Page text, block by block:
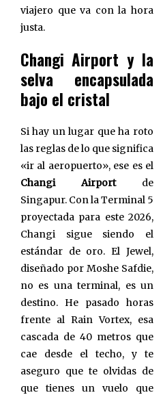
viajero que va con la hora
justa.
Changi Airport y la
selva encapsulada
bajo el cristal
Si hay un lugar que ha roto
las reglas de lo que significa
«ir al aeropuerto», ese es el
Changi Airportde
Singapur. Con la Terminal 5
proyectada para este 2026,
Changi sigue siendo el
estándar de oro. El Jewel,
diseñado por Moshe Safdie,
no es una terminal, es un
destino. He pasado horas
frente al Rain Vortex, esa
cascada de 40 metros que
cae desde el techo, y te
aseguro que te olvidas de
que tienes un vuelo que